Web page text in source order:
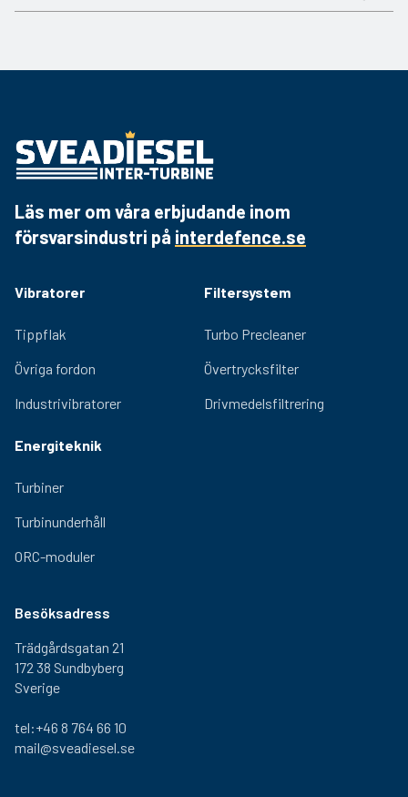
06 2988
5 L per min
ja
Läs mer om våra erbjudande inom
försvarsindustri på interdefence.se
Vibratorer
Tippflak
Övriga fordon
Industrivibratorer
Filtersystem
Turbo Precleaner
Övertrycksfilter
Drivmedelsfiltrering
Energiteknik
Turbiner
Turbinunderhåll
ORC-moduler
Besöksadress
Trädgårdsgatan 21
172 38 Sundbyberg
Sverige
tel:+46 8 764 66 10
mail@sveadiesel.se